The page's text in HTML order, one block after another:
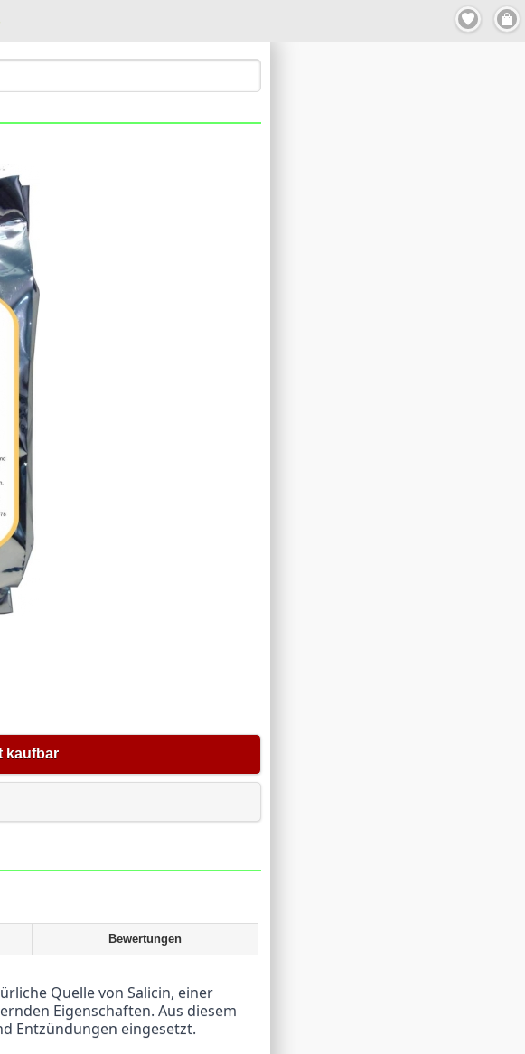
kaufbar
Bewertungen
Eigenschaften. Aus diesem
Entzündungen eingesetzt.